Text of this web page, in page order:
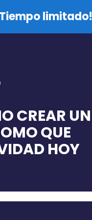
limitado!
CREAR UN
QUE
HOY